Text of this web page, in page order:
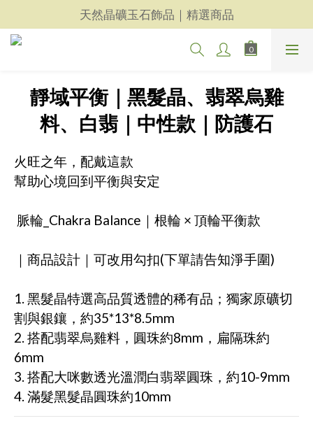
天然晶礦玉石飾品｜精選商品
天然晶礦玉石飾品｜精選商品
每一件都用心｜新品上架
靜域平衡｜黑髮晶、翡翠烏雞
料、白翡｜中性款｜防護石
火旺之年，配戴這款
幫助心境回到平衡與安定
脈輪_Chakra Balance｜根輪 × 頂輪平衡款
｜商品設計｜可改用勾扣(下單請告知淨手圍)
1. 黑髮晶特選高品質透體的稀有品；獨家原礦切
割與銀鑲，約35*13*8.5mm
2. 搭配翡翠烏雞料，圓珠約8mm，扁隔珠約
6mm
3. 搭配大咪數透光溫潤白翡翠圓珠，約10-9mm
4. 滿髮黑髮晶圓珠約10mm